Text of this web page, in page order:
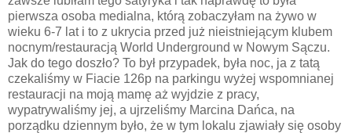
pierwsza osoba medialna, którą zobaczyłam na żywo w
wieku 6-7 lat i to z ukrycia przed już nieistniejącym klubem
nocnym/restauracją World Underground w Nowym Sączu.
Jak do tego doszło? To był przypadek, była noc, ja z tatą
czekaliśmy w Fiacie 126p na parkingu wyżej wspomnianej
restauracji na moją mamę aż wyjdzie z pracy,
wypatrywaliśmy jej, a ujrzeliśmy Marcina Dańca, na
porządku dziennym było, że w tym lokalu zjawiały się osoby